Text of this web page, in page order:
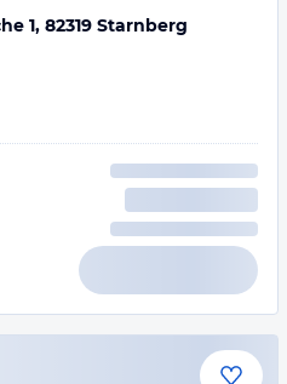
1, 82319 Starnberg